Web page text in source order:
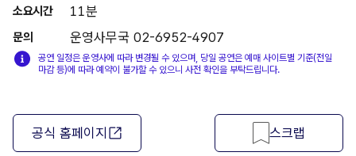
소요시간 11분
문의 운영사무국 02-6952-4907
공연 일정은 운영사에 따라 변경될 수 있으며, 당일 공연은 예매 사이트별 기준(전일
마감 등)에 따라 예약이 불가할 수 있으니 사전 확인을 부탁드립니다.
공식 홈페이지 스크랩